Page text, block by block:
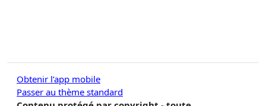
Obtenir l’app mobile
Passer au thème standard